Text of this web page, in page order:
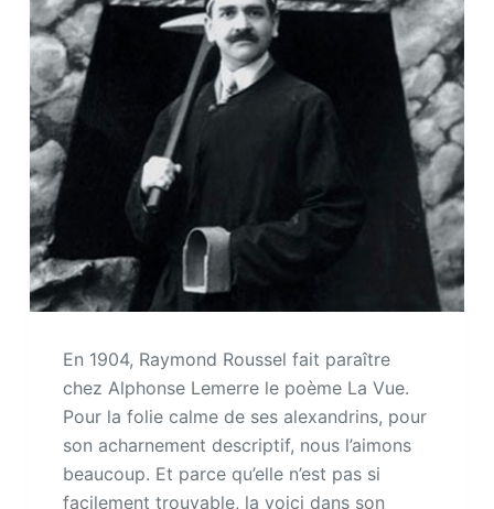
En 1904, Raymond Roussel fait paraître
chez Alphonse Lemerre le poème La Vue.
Pour la folie calme de ses alexandrins, pour
son acharnement descriptif, nous l’aimons
beaucoup. Et parce qu’elle n’est pas si
facilement trouvable, la voici dans son